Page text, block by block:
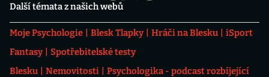
Další témata z našich webů
Moje Psychologie Blesk Tlapky Hráči na Blesku
iSport
Fantasy
Spotřebitelské testy
Blesku
Nemovitosti
Psychologika - podcast rozbíjející